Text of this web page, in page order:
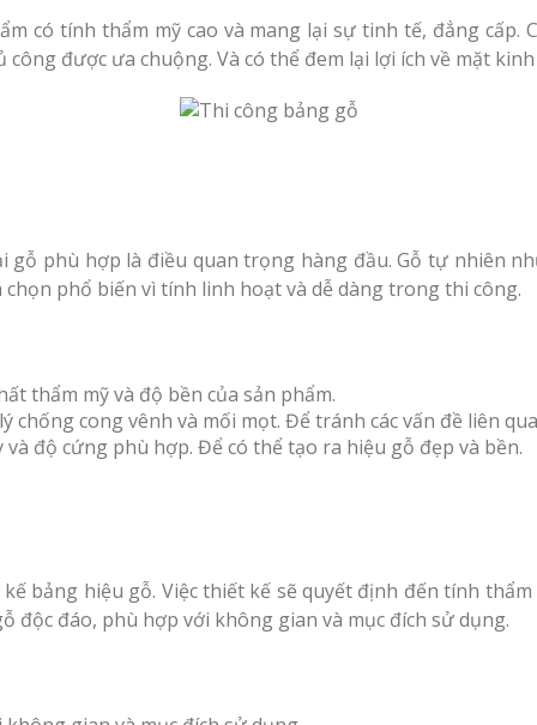
có tính thẩm mỹ cao và mang lại sự tinh tế, đẳng cấp.
được ưa chuộng. Và có thể đem lại lợi ích về mặt
gỗ phù hợp là điều quan trọng hàng đầu. Gỗ tự nhiên
phổ biến vì tính linh hoạt và dễ dàng trong thi công.
thẩm mỹ và độ bền của sản phẩm.
cong vênh và mối mọt. Để tránh các vấn đề liên
độ cứng phù hợp. Để có thể tạo ra hiệu gỗ đẹp và bền.
bảng hiệu gỗ. Việc thiết kế sẽ quyết định đến tính
độc đáo, phù hợp với không gian và mục đích sử dụng.